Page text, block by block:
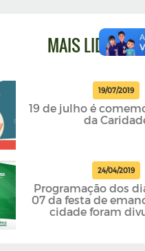
MAIS LIDAS
19/07/2019
19 de julho é
da
24/04/2019
Programação dos
07 da festa de
cidade foram